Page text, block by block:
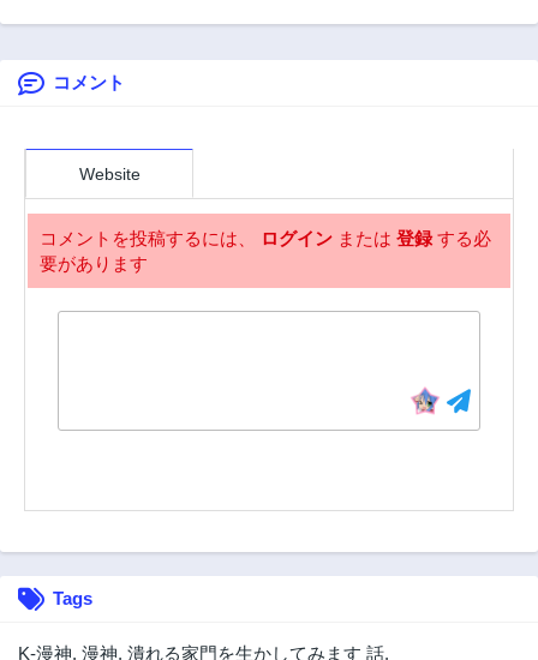
101話 100話
99話
97話
3年前 3年前
93話
83話
3年前
81話 80話
た
コメント
Website
コメントを投稿するには、 ログイン または 登録する必
要があります
Tags
K-漫神, 漫神, 潰れる家門を生かしてみます 話,